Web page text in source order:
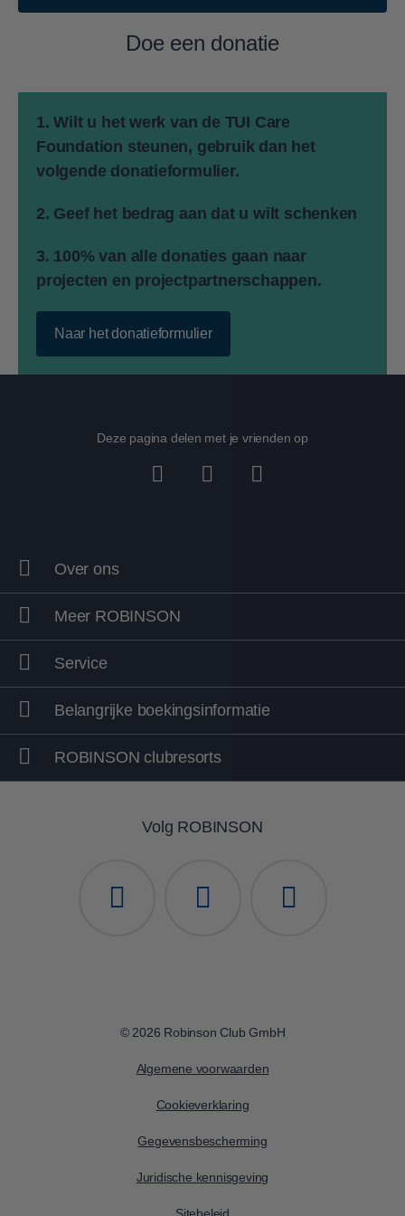
Doe een donatie
1. Wilt u het werk van de TUI Care
Foundation steunen, gebruik dan het
volgende donatieformulier.
2. Geef het bedrag aan dat u wilt schenken
3. 100% van alle donaties gaan naar
projecten en projectpartnerschappen.
Naar het donatieformulier
Deze pagina delen met je vrienden op
Over ons
Meer ROBINSON
Service
Belangrijke boekingsinformatie
ROBINSON clubresorts
Volg ROBINSON
© 2026 Robinson Club GmbH
Algemene voorwaarden
Cookieverklaring
Gegevensbescherming
Juridische kennisgeving